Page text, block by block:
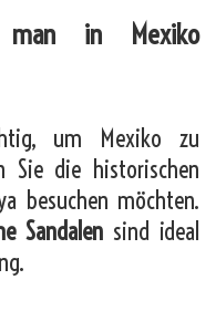
man in Mexiko
um Mexiko zu
Sie die historischen
besuchen möchten.
Sandalensind ideal